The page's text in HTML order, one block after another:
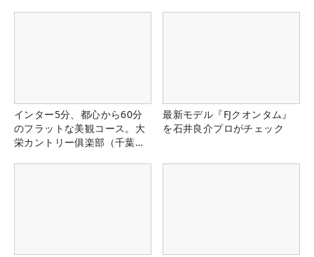
インター5分、都心から60分
のフラットな美観コース。大
栄カントリー俱楽部（千葉
最新モデル『FJクオンタム』
を石井良介プロがチェック